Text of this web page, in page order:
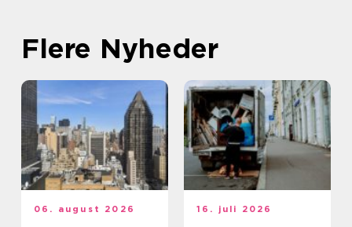
Flere Nyheder
06. august 2026 16. juli 2026